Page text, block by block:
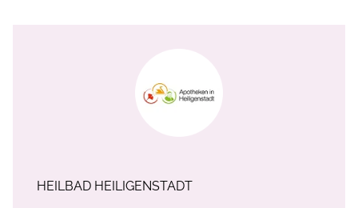
HEILBAD HEILIGENSTADT